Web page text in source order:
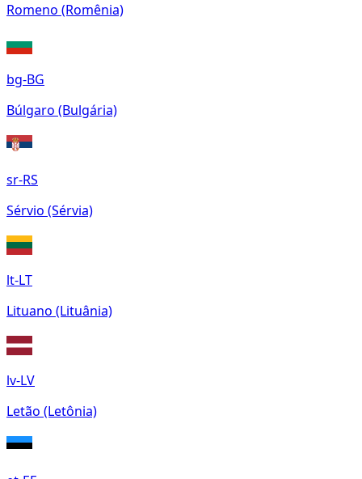
Romeno (Romênia)
bg-BG
Búlgaro (Bulgária)
sr-RS
Sérvio (Sérvia)
lt-LT
Lituano (Lituânia)
lv-LV
Letão (Letônia)